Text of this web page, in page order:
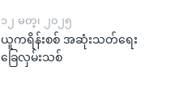
၁၂ မတ္၊ ၂၀၂၅
ယူကရိန်းစစ် အဆုံးသတ်ရေး
ခြေလှမ်းသစ်